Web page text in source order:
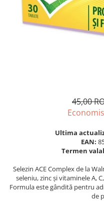
Omega 3
Par si unghii
Slabire si control greutate
Supliment Complexe
Supliment Fier
Supliment Magneziu
Ingrijire par
Balsam masca si tratament
Produse cu SPF Pentru Fata
45,00
Ultima
EAN:
Termen
Selezin ACE Complex de la
seleniu, zinc și vitaminele A,
Formula este gândită pentru
de